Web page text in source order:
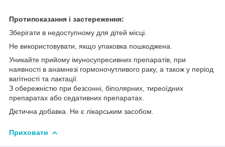
Протипоказання і застереження:
Зберігати в недоступному для дітей місці.
Не використовувати, якщо упаковка пошкоджена.
Уникайте прийому імуносупресивних препаратів, при
наявності в анамнезі гормоночутливого раку, а також у період
вагітності та лактації.
З обережністю при безсонні, біполярних, тиреоїдних
препаратах або седативних препаратах.
Дієтична добавка. Не є лікарським засобом.
Приховати